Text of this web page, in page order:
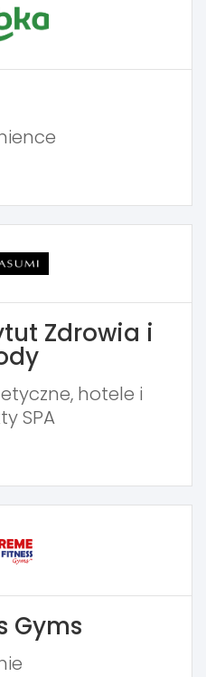
Zdrowia i
hotele i
SPA
Gyms